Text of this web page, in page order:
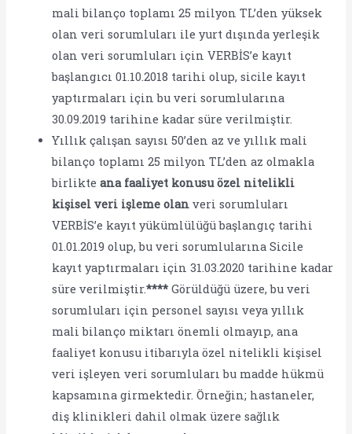
mali bilanço toplamı 25 milyon TL’den yüksek
olan veri sorumluları ile yurt dışında yerleşik
olan veri sorumluları için VERBİS’e kayıt
başlangıcı 01.10.2018 tarihi olup, sicile kayıt
yaptırmaları için bu veri sorumlularına
30.09.2019 tarihine kadar süre verilmiştir.
Yıllık çalışan sayısı 50’den az ve yıllık mali
bilanço toplamı 25 milyon TL’den az olmakla
birlikteana faaliyet konusu özel nitelikli
kişisel veri işleme olan veri sorumluları
VERBİS’e kayıt yükümlülüğü başlangıç tarihi
01.01.2019 olup, bu veri sorumlularına Sicile
kayıt yaptırmaları için 31.03.2020 tarihine kadar
süre verilmiştir.****Görüldüğü üzere, bu veri
sorumluları için personel sayısı veya yıllık
mali bilanço miktarı önemli olmayıp, ana
faaliyet konusu itibarıyla özel nitelikli kişisel
veri işleyen veri sorumluları bu madde hükmü
kapsamına girmektedir. Örneğin; hastaneler,
diş klinikleri dahil olmak üzere sağlık